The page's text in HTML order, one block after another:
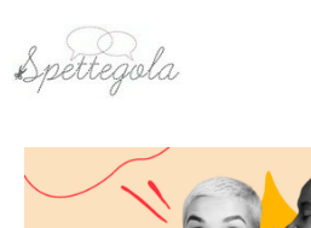
contenuto